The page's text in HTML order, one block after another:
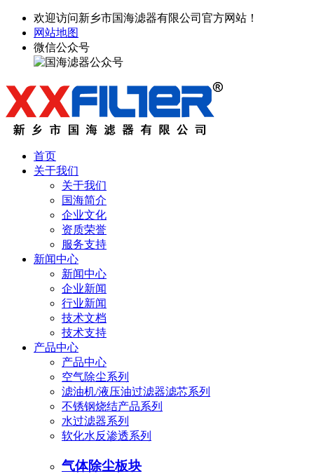
欢迎访问新乡市国海滤器有限公司官方网站！
网站地图
微信公众号
首页
关于我们
关于我们
国海简介
企业文化
资质荣誉
服务支持
新闻中心
新闻中心
企业新闻
行业新闻
技术文档
技术支持
产品中心
产品中心
空气除尘系列
滤油机/液压油过滤器滤芯系列
不锈钢烧结产品系列
水过滤器系列
软化水反渗透系列
气体除尘板块